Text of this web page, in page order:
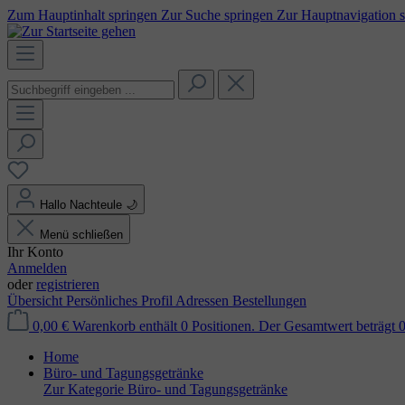
Zum Hauptinhalt springen Zur Suche springen Zur Hauptnavigation
Hallo Nachteule 🌙
Menü schließen
Ihr Konto
Anmelden
oder registrieren
Übersicht Persönliches Profil Adressen Bestellungen
0,00 € Warenkorb enthält 0 Positionen. Der Gesamtwert beträgt
Home
Büro- und Tagungsgetränke
Zur Kategorie Büro- und Tagungsgetränke